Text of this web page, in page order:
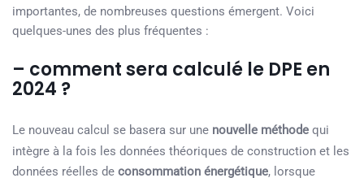
importantes, de nombreuses questions émergent. Voici
quelques-unes des plus fréquentes :
– comment sera calculé le DPE en
2024 ?
Le nouveau calcul se basera sur une nouvelle méthode qui
intègre à la fois les données théoriques de construction et les
données réelles de consommation énergétique, lorsque